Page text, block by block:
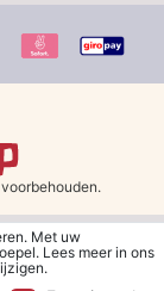
79 euro bij het
op
Met uw
Lees meer in ons